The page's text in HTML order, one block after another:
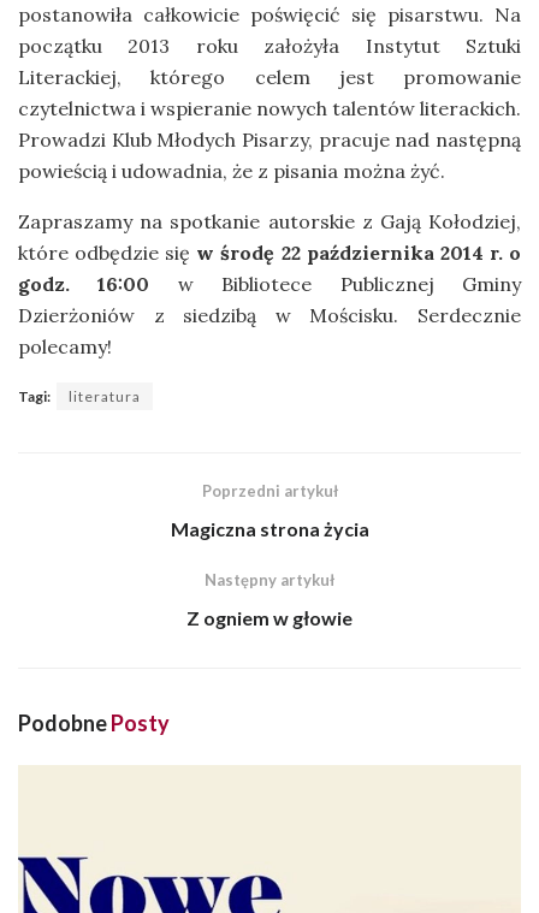
postanowiła całkowicie poświęcić się pisarstwu. Na
początku 2013 roku założyła Instytut Sztuki
Literackiej, którego celem jest promowanie
czytelnictwa i wspieranie nowych talentów literackich.
Prowadzi Klub Młodych Pisarzy, pracuje nad następną
powieścią i udowadnia, że z pisania można żyć.
Zapraszamy na spotkanie autorskie z Gają Kołodziej,
które odbędzie się w środę 22 października 2014 r. o
godz. 16:00 w Bibliotece Publicznej Gminy
Dzierżoniów z siedzibą w Mościsku. Serdecznie
polecamy!
Tagi: literatura
Poprzedni artykuł
Magiczna strona życia
Następny artykuł
Z ogniem w głowie
PodobnePosty